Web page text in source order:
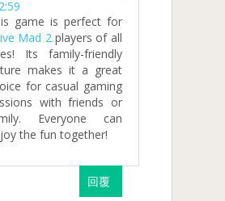
game is perfect for
Mad 2players of all
Its family-friendly
makes it a great
for casual gaming
with friends or
Everyone can
the fun together!
回覆